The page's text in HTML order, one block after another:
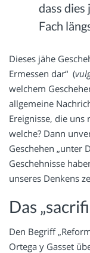
dass dies
Fach
Dieses jähe
Ermessen dar“ (
welchem
allgemeine
Ereignisse, die uns
welche? Dann
Geschehen „unter
Geschehnisse
unseres Denkens
Das
Den Begriff
Ortega y Gasset